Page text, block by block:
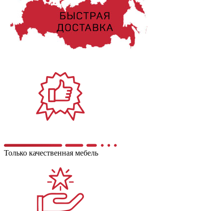
Только качественная мебель